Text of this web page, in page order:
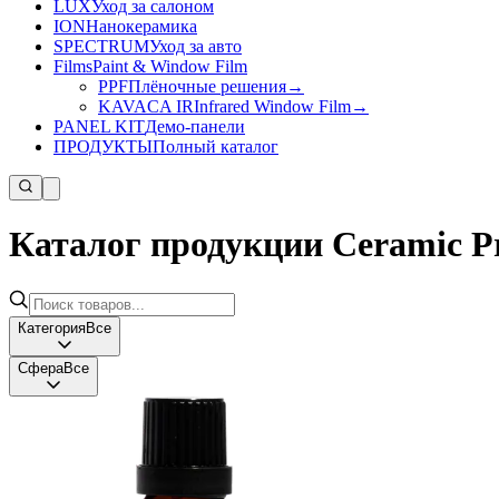
LUXУход за салоном
IONНанокерамика
SPECTRUMУход за авто
FilmsPaint & Window Film
PPFПлёночные решения→
KAVACA IRInfrared Window Film→
PANEL KITДемо-панели
ПРОДУКТЫПолный каталог
Каталог продукции Ceramic
КатегорияВсе
СфераВсе